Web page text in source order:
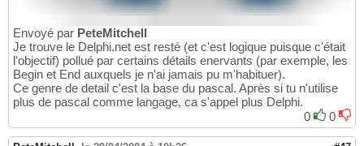
Envoyé par PeteMitchell
Je trouve le Delphi.net est resté (et c'est logique puisque c'était
l'objectif) pollué par certains détails enervants (par exemple, les
Begin et End auxquels je n'ai jamais pu m'habituer).
Ce genre de detail c'est la base du pascal. Après si tu n'utilise
plus de pascal comme langage, ca s'appel plus Delphi.
0
0